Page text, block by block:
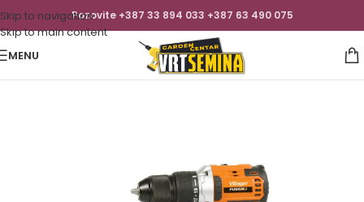
Skip to navigation
Skip to main content
Pozovite +387 33 894 033 +387 63 490 075
MENU